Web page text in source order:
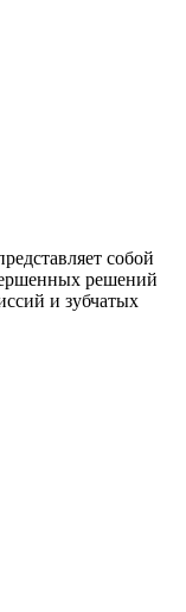
собой
решений
и зубчатых